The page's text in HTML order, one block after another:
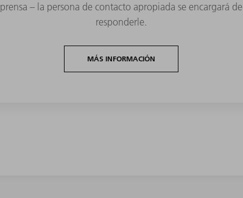
prensa – la persona de contacto apropiada se encargará de
responderle.
MÁS INFORMACIÓN